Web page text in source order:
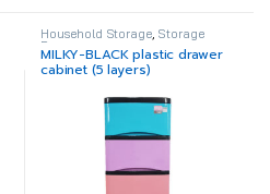
Household Storage, Storage
Drawer
MILKY-BLACK plastic drawer
cabinet (5 layers)